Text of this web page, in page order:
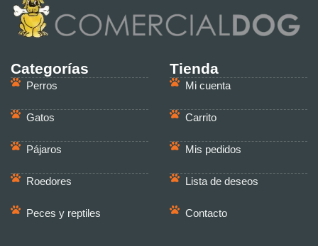
Categorías
Perros
Gatos
Pájaros
Roedores
Peces y reptiles
Tienda
Mi cuenta
Carrito
Mis pedidos
Lista de deseos
Contacto